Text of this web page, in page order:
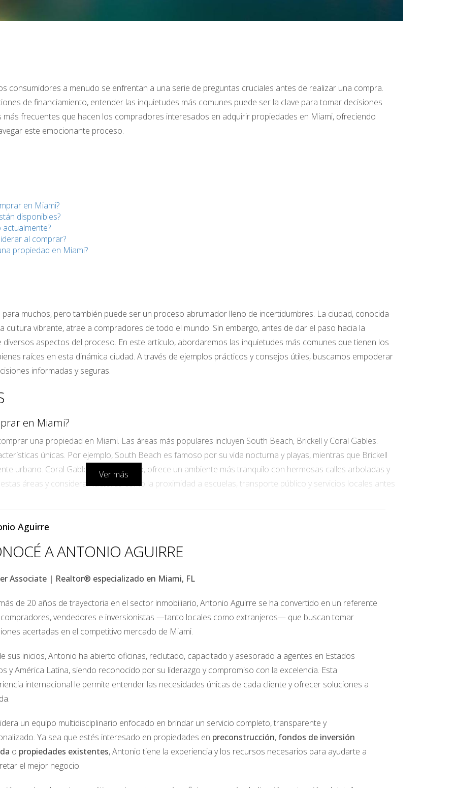
consumidores a menudo se enfrentan a una serie de preguntas cruciales antes de realizar una compra.
de financiamiento, entender las inquietudes más comunes puede ser la clave para tomar decisiones
frecuentes que hacen los compradores interesados en adquirir propiedades en Miami, ofreciendo
este emocionante proceso.
en Miami?
disponibles?
al comprar?
propiedad en Miami?
muchos, pero también puede ser un proceso abrumador lleno de incertidumbres. La ciudad, conocida
cultura vibrante, atrae a compradores de todo el mundo. Sin embargo, antes de dar el paso hacia la
aspectos del proceso. En este artículo, abordaremos las inquietudes más comunes que tienen los
raíces en esta dinámica ciudad. A través de ejemplos prácticos y consejos útiles, buscamos empoderar
informadas y seguras.
en Miami?
una propiedad en Miami. Las áreas más populares incluyen South Beach, Brickell y Coral Gables.
únicas. Por ejemplo, South Beach es famoso por su vida nocturna y playas, mientras que Brickell
urbano. Coral Gables, por otro lado, ofrece un ambiente más tranquilo con hermosas calles arboladas y
áreas y considerar factores como la proximidad a escuelas, transporte público y servicios locales antes
disponibles?
al comprar una casa. Los compradores pueden optar por hipotecas convencionales, préstamos FHA
específicos para compradores primerizos que pueden facilitar el acceso a la propiedad. Es esencial hablar
que pueda guiarte a través de las diferentes opciones y ayudarte a encontrar la mejor tasa de interés
crediticia puede abrirte muchas puertas en términos de financiamiento.
crecimiento constante en los últimos años, impulsado por la demanda tanto local como internacional. Sin
actuales del mercado. Por ejemplo, durante ciertos períodos del año puede haber más inventario
un análisis del mercado con un agente inmobiliario experimentado puede proporcionar información valiosa
Además, estar atento a las tasas de interés también puede influir significativamente en tu decisión.
al comprar?
considerar el precio de venta. Existen varios gastos adicionales que pueden surgir durante el proceso.
sobre la propiedad y tarifas asociadas a la inspección y tasación del inmueble. También es
como seguros y mantenimiento. Hacer un presupuesto detallado te ayudará a evitar sorpresas
propiedad en Miami?
Ver más
Aguirre
A ANTONIO AGUIRRE
Associate | Realtor® especializado en Miami, FL
de 20 años de trayectoria en el sector inmobiliario, Antonio Aguirre se ha convertido en un referente
vendedores e inversionistas —tanto locales como extranjeros— que buscan tomar
acertadas en el competitivo mercado de Miami.
sus inicios, Antonio ha abierto oficinas, reclutado, capacitado y asesorado a agentes en Estados
y América Latina, siendo reconocido por su liderazgo y compromiso con la excelencia. Esta
internacional le permite entender las necesidades únicas de cada cliente y ofrecer soluciones a
un equipo multidisciplinario enfocado en brindar un servicio completo, transparente y
Ya sea que estés interesado en propiedades en preconstrucción, fondos de inversión
o propiedades existentes, Antonio tiene la experiencia y los recursos necesarios para ayudarte a
el mejor negocio.